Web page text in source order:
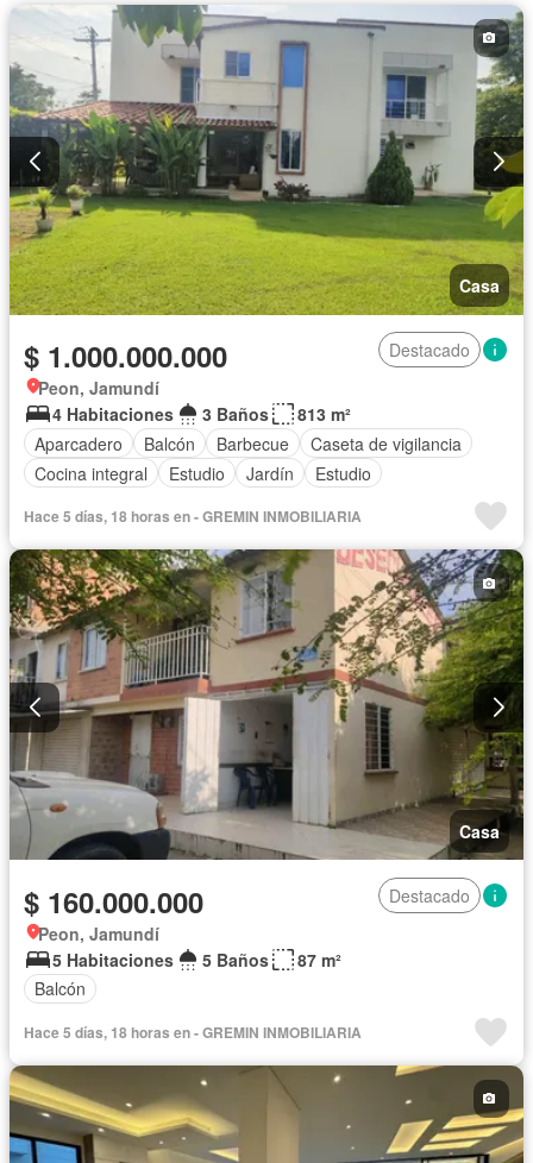
Casa
$ 1.000.000.000
Destacado
Peon, Jamundí
4 Habitaciones
3 Baños
813 m²
Aparcadero
Balcón Barbecue
Caseta de vigilancia
Cocina integral
Estudio Jardín Estudio
Hace 5 días, 18 horas en - GREMIN INMOBILIARIA
Casa
$ 160.000.000
Destacado
Peon, Jamundí
5 Habitaciones
5 Baños
87 m²
Balcón
Hace 5 días, 18 horas en - GREMIN INMOBILIARIA